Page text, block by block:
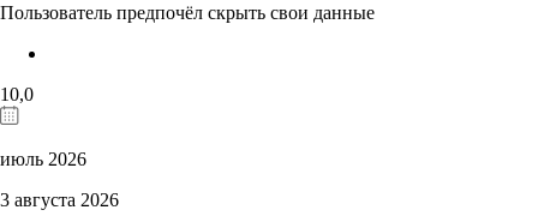
Пользователь предпочёл скрыть свои данные
10,0
июль 2026
3 августа 2026